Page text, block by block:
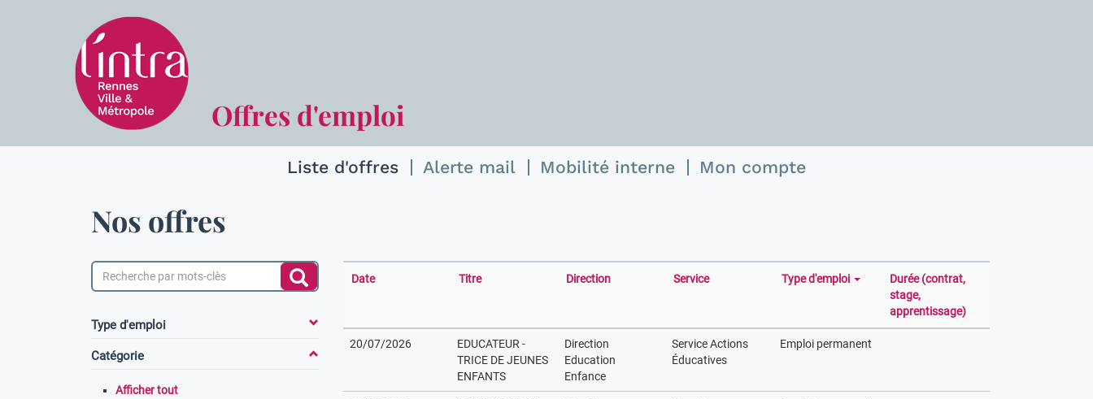
Offres d'emploi
Liste d'offres Alerte mail Mobilité interne Mon compte
Nos offres
Type d'emploi
Catégorie
Afficher tout
Date Titre Direction Service Type d'emploi
Durée (contrat,
stage,
apprentissage)
20/07/2026
EDUCATEUR -
TRICE DE JEUNES
ENFANTS
Direction
Education
Enfance
Service Actions
Éducatives
Emploi permanent